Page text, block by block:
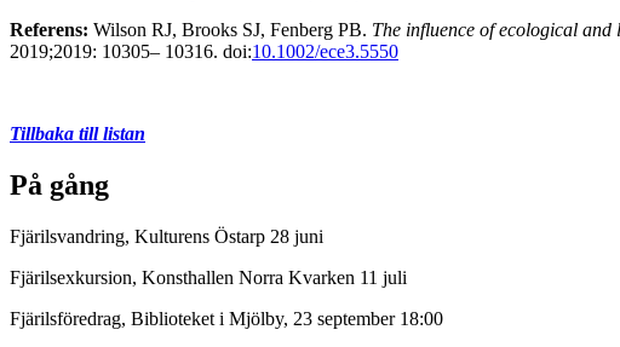
Referens: Wilson RJ, Brooks SJ, Fenberg PB. The influence of ecological and
2019;2019: 10305– 10316. doi:10.1002/ece3.5550
Tillbaka till listan
På gång
Fjärilsvandring, Kulturens Östarp 28 juni
Fjärilsexkursion, Konsthallen Norra Kvarken 11 juli
Fjärilsföredrag, Biblioteket i Mjölby, 23 september 18:00